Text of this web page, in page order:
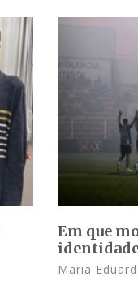
Em que
Maria